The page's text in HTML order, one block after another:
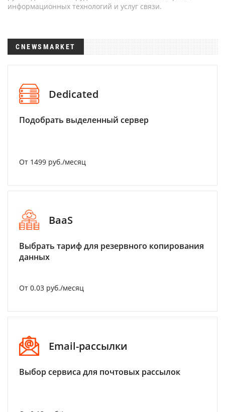
информационных технологий и услуг связи.
CNEWSMARKET
Dedicated
Подобрать выделенный сервер
От 1499 руб./месяц
BaaS
Выбрать тариф для резервного копирования
данных
От 0.03 руб./месяц
Email-рассылки
Выбор сервиса для почтовых рассылок